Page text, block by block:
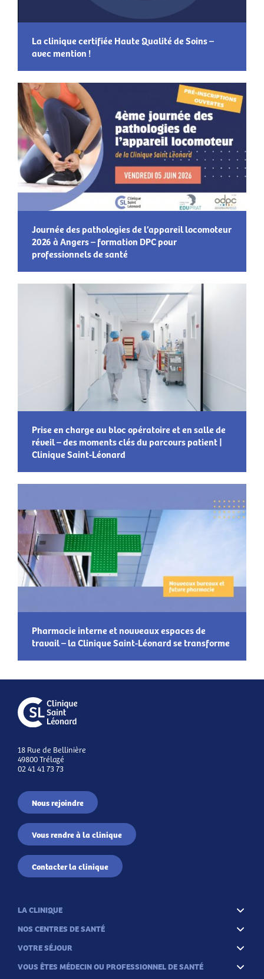
La clinique certifiée Haute Qualité de Soins –
avec mention !
Journée des pathologies de l’appareil locomoteur
2026 à Angers – formation DPC pour
professionnels de santé
Prise en charge au bloc opératoire et en salle de
réveil – des moments clés du parcours patient |
Clinique Saint-Léonard
Pharmacie interne et nouveaux espaces de
travail – la Clinique Saint-Léonard se transforme
18 Rue de Bellinière
49800 Trélazé
02 41 41 73 73
Nous rejoindre
Vous rendre à la clinique
Contacter la clinique
LA CLINIQUE
NOS CENTRES DE SANTÉ
VOTRE SÉJOUR
VOUS ÊTES MÉDECIN OU PROFESSIONNEL DE SANTÉ